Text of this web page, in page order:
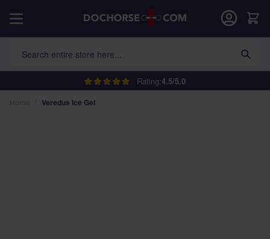
Rating:4.5/5.0
Search entire store here...
Cart
Veredus Ice Gel